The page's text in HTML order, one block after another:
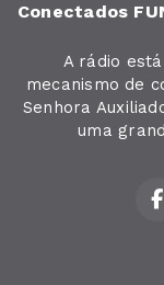
Conectados
A rádio
mecanismo de
Senhora
uma